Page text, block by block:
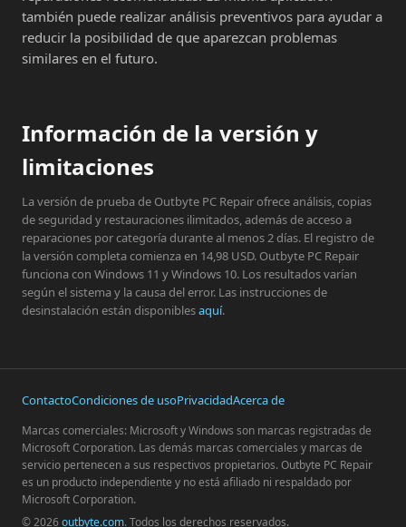
también puede realizar análisis preventivos para ayudar a
reducir la posibilidad de que aparezcan problemas
similares en el futuro.
Información de la versión y
limitaciones
La versión de prueba de Outbyte PC Repair ofrece análisis, copias
de seguridad y restauraciones ilimitados, además de acceso a
reparaciones por categoría durante al menos 2 días. El registro de
la versión completa comienza en 14,98 USD. Outbyte PC Repair
funciona con Windows 11 y Windows 10. Los resultados varían
según el sistema y la causa del error. Las instrucciones de
desinstalación están disponiblesaquí.
ContactoCondiciones de usoPrivacidadAcerca de
Marcas comerciales: Microsoft y Windows son marcas registradas de
Microsoft Corporation. Las demás marcas comerciales y marcas de
servicio pertenecen a sus respectivos propietarios. Outbyte PC Repair
es un producto independiente y no está afiliado ni respaldado por
Microsoft Corporation.
© 2026outbyte.com. Todos los derechos reservados.